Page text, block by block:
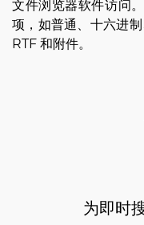
文件浏览器软件访问
项，如普通、十六进
RTF 和附件。
为即时